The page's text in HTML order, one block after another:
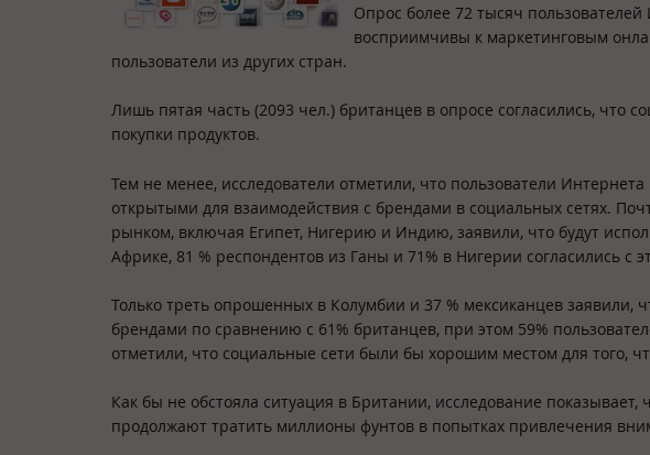
Опрос более 72 тысяч
восприимчивы к маркетинговым
пользователи из других стран.
Лишь пятая часть (2093 чел.) британцев в опросе согласились, что
покупки продуктов.
Тем не менее, исследователи отметили, что пользователи
открытыми для взаимодействия с брендами в социальных сетях.
рынком, включая Египет, Нигерию и Индию, заявили, что будут
Африке, 81 % респондентов из Ганы и 71% в Нигерии согласились с
Только треть опрошенных в Колумбии и 37 % мексиканцев заявили,
брендами по сравнению с 61% британцев, при этом 59%
отметили, что социальные сети были бы хорошим местом для того,
Как бы не обстояла ситуация в Британии, исследование
продолжают тратить миллионы фунтов в попытках привлечения